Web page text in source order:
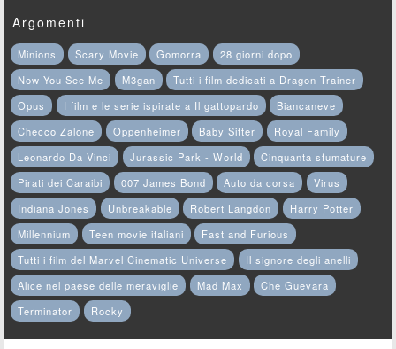
Argomenti
Minions Scary Movie Gomorra
28 giorni dopo
Now You See Me
M3gan
Tutti i film dedicati a Dragon Trainer
Opus
I film e le serie ispirate a Il gattopardo
Biancaneve
Checco Zalone
Oppenheimer Baby Sitter
Royal Family
Leonardo Da Vinci
Jurassic Park - World
Cinquanta sfumature
Pirati dei Caraibi
007 James Bond Auto da corsa
Virus
Indiana Jones
Unbreakable Robert Langdon
Harry Potter
Millennium
Teen movie italiani
Fast and Furious
Tutti i film del Marvel Cinematic Universe
Il signore degli anelli
Alice nel paese delle meraviglie
Mad Max
Che Guevara
Terminator
Rocky